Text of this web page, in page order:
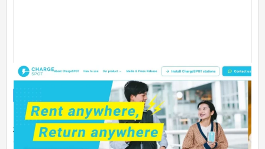
「英語サービスサイト」新規制作 – デザイン・実装
流通・小売 〜30万円
モバイルバッテリーシェアリング「ChargeSPOT」を展開する
株式会社INFORICHと、株式会社ティーガイアの、外国子会社T-
Gaia Asia...